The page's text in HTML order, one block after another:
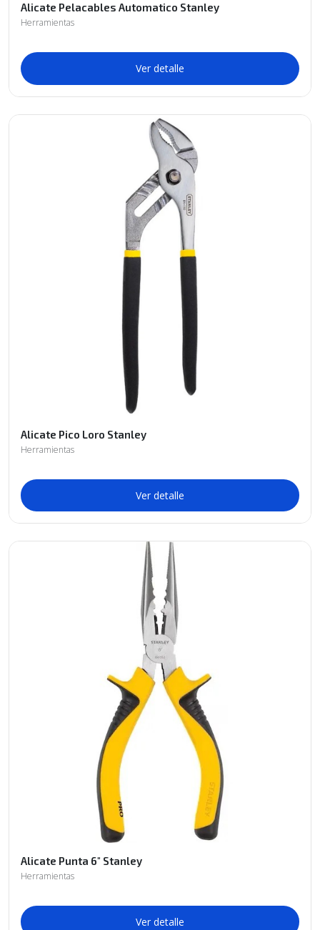
Alicate Pelacables Automatico Stanley
Herramientas
Ver detalle
Alicate Pico Loro Stanley
Herramientas
Ver detalle
Alicate Punta 6" Stanley
Herramientas
Ver detalle